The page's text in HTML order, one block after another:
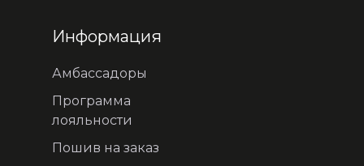
Информация
Амбассадоры
Программа
лояльности
Пошив на заказ